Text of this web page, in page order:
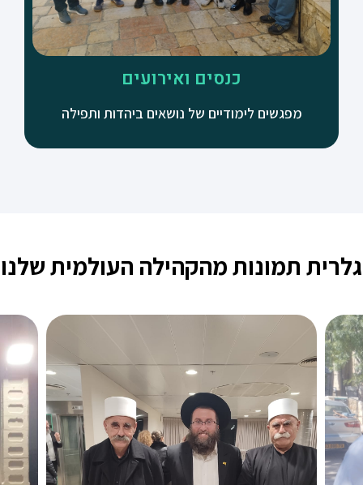
כנסים ואירועים
מפגשים לימודיים של נושאים ביהדות ותפילה
גלרית תמונות מהקהילה העולמית שלנו